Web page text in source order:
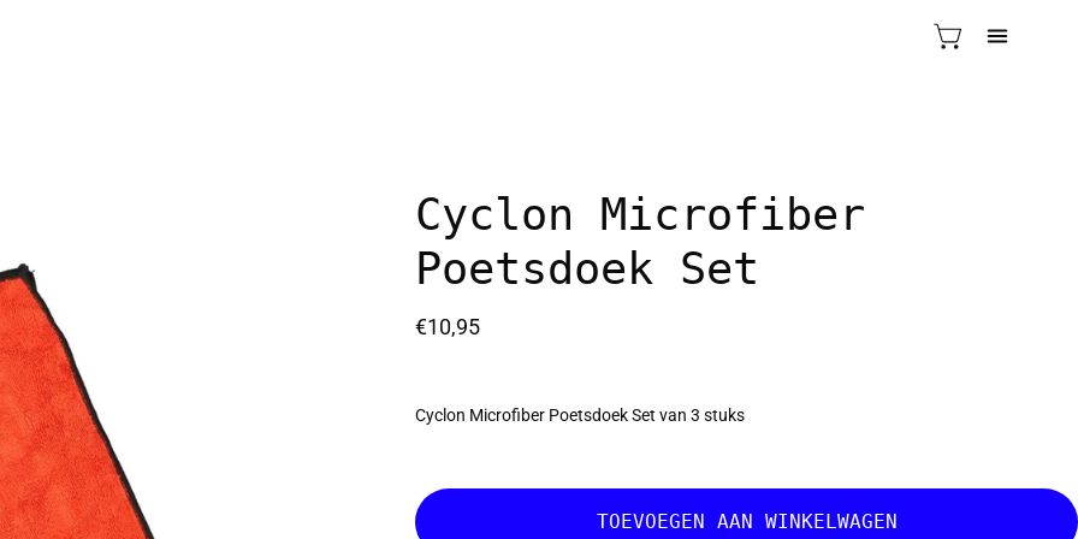
OPEN OPEN
Cyclon Microfiber
Poetsdoek Set
€10,95
Cyclon Microfiber Poetsdoek Set van 3 stuks
TOEVOEGEN AAN WINKELWAGEN